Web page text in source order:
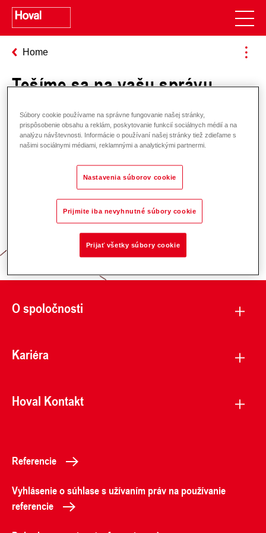
Home
Tešíme sa na vašu správu
Zodpovednosť za energiu a životné
prostredie
O spoločnosti
Kariéra
Hoval Kontakt
Referencie
Vyhlásenie o súhlase s užívaním práv na používanie
referencie
Súbory cookie používame na správne fungovanie našej stránky,
prispôsobenie obsahu a reklám, poskytovanie funkcií sociálnych médií a na
analýzu návštevnosti. Informácie o používaní našej stránky tiež zdieľame s
našimi sociálnymi médiami, reklamnými a analytickými partnermi.
Nastavenia súborov cookie
Prijmite iba nevyhnutné súbory cookie
Prijať všetky súbory cookie